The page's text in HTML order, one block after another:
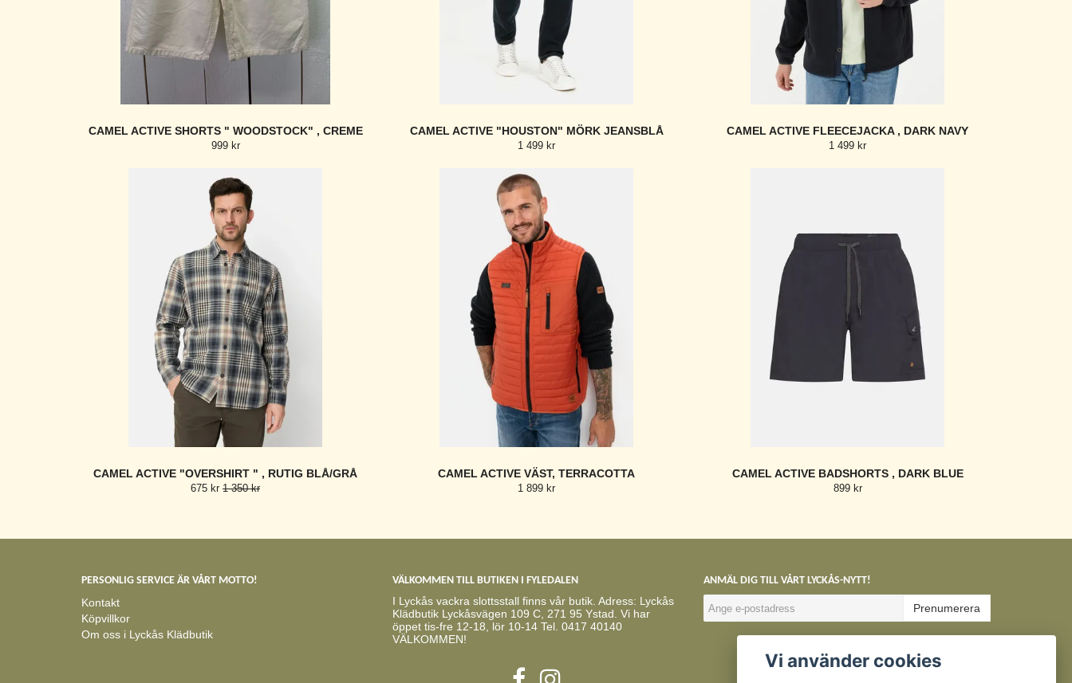
CAMEL ACTIVE SHORTS " WOODSTOCK" , CREME
999 kr
CAMEL ACTIVE "HOUSTON" MÖRK JEANSBLÅ
1 499 kr
CAMEL ACTIVE FLEECEJACKA , DARK NAVY
1 499 kr
CAMEL ACTIVE "OVERSHIRT " , RUTIG BLÅ/GRÅ
675 kr 1 350 kr
CAMEL ACTIVE VÄST, TERRACOTTA
1 899 kr
CAMEL ACTIVE BADSHORTS , DARK BLUE
899 kr
PERSONLIG SERVICE ÄR VÅRT MOTTO!
Kontakt
Köpvillkor
Om oss i Lyckås Klädbutik
VÄLKOMMEN TILL BUTIKEN I FYLEDALEN
I Lyckås vackra slottsstall finns vår butik. Adress: Lyckås
Klädbutik Lyckåsvägen 109 C, 271 95 Ystad. Vi har
öppet tis-fre 12-18, lör 10-14 Tel. 0417 40140
VÄLKOMMEN!
ANMÄL DIG TILL VÅRT LYCKÅS-NYTT!
Prenumerera
Vi använder cookies